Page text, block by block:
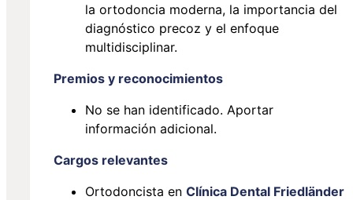
la ortodoncia moderna, la importancia del
diagnóstico precoz y el enfoque
multidisciplinar.
Premios y reconocimientos
No se han identificado. Aportar
información adicional.
Cargos relevantes
Ortodoncista en Clínica Dental Friedländer